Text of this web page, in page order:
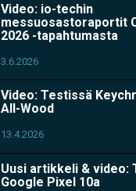
Video: io-techin
messuosastoraportit
2026 -tapahtumasta
3.6.2026
Video: Testissä
All-Wood
13.4.2026
Uusi artikkeli & video:
Google Pixel 10a